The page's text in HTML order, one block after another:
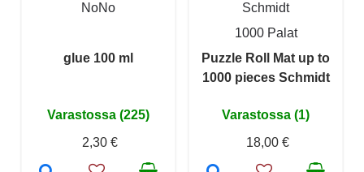
NoNo
glue 100 ml
Varastossa (225)
2,30 €
Schmidt
1000 Palat
Puzzle Roll Mat up to
1000 pieces Schmidt
Varastossa (1)
18,00 €